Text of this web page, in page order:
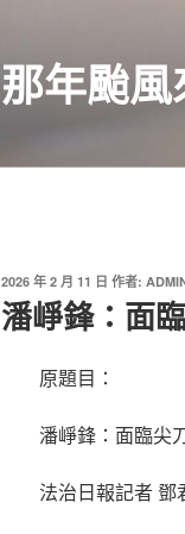
那年颱
發
佈
於
2026 年 2 月 11 日 作者:
潘崢鋒：面
原題目：
潘崢鋒：面臨尖
法治日報記者